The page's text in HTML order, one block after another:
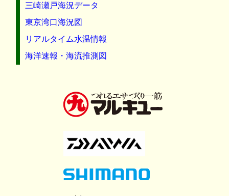
三崎瀬戸海況データ
東京湾口海況図
リアルタイム水温情報
海洋速報・海流推測図